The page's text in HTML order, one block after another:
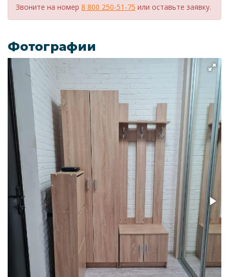
Звоните на номер 8 800 250-51-75 или оставьте заявку.
Фотографии